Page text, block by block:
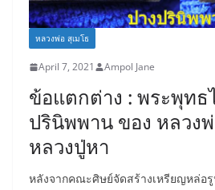
หลวงพ่อ สุเมโธ
April 7, 2021 Ampol Jane
ข้อแตกต่าง : พระพุทธ
ปรินิพพาน ของ หลวง
หลวงปู่หา
หลังจากคณะศิษย์จัดสร้างเหรียญหล่อ